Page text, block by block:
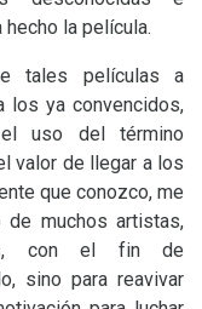
la película.
tales películas a
los ya convencidos,
uso del término
valor de llegar a los
que conozco, me
de muchos artistas,
con el fin de
sino para reavivar